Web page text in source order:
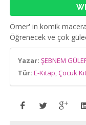
Ömer' in komik
Öğrenecek ve çok
Yazar: ŞEBNEM
Tür: E-Kitap,Çocuk